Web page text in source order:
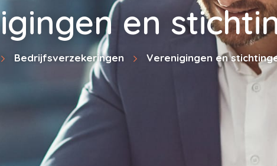
en
Bedrijfsverzekeringen Verenigingen en